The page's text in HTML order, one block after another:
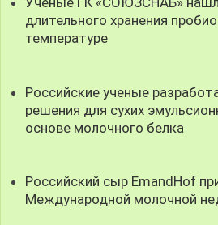
длительного хранения
температуре
Российские ученые
решения для сухих
основе молочного белка
Российский сыр EmandHof
Международной молочной